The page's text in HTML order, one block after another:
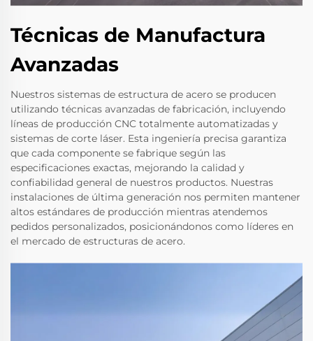
Técnicas de Manufactura
Avanzadas
Nuestros sistemas de estructura de acero se producen
utilizando técnicas avanzadas de fabricación, incluyendo
líneas de producción CNC totalmente automatizadas y
sistemas de corte láser. Esta ingeniería precisa garantiza
que cada componente se fabrique según las
especificaciones exactas, mejorando la calidad y
confiabilidad general de nuestros productos. Nuestras
instalaciones de última generación nos permiten mantener
altos estándares de producción mientras atendemos
pedidos personalizados, posicionándonos como líderes en
el mercado de estructuras de acero.